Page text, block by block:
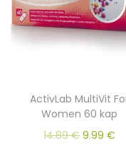
ActivLab MultiVit
Women 60 kap
14.89€ 9.99€